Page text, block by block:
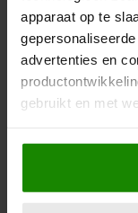
apparaat op te
advertenties en
gebruikt en met
Als u het
Informatie
locatie, die